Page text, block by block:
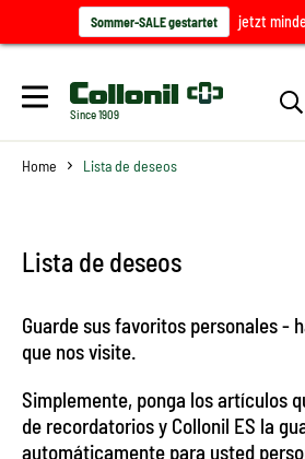
Sommer-SALE gestartet jetzt
Since 1909
Home Lista de deseos
Lista de deseos
Guarde sus favoritos personales -
que nos visite.
Simplemente, ponga los artículos
de recordatorios y Collonil ES la
automáticamente para usted